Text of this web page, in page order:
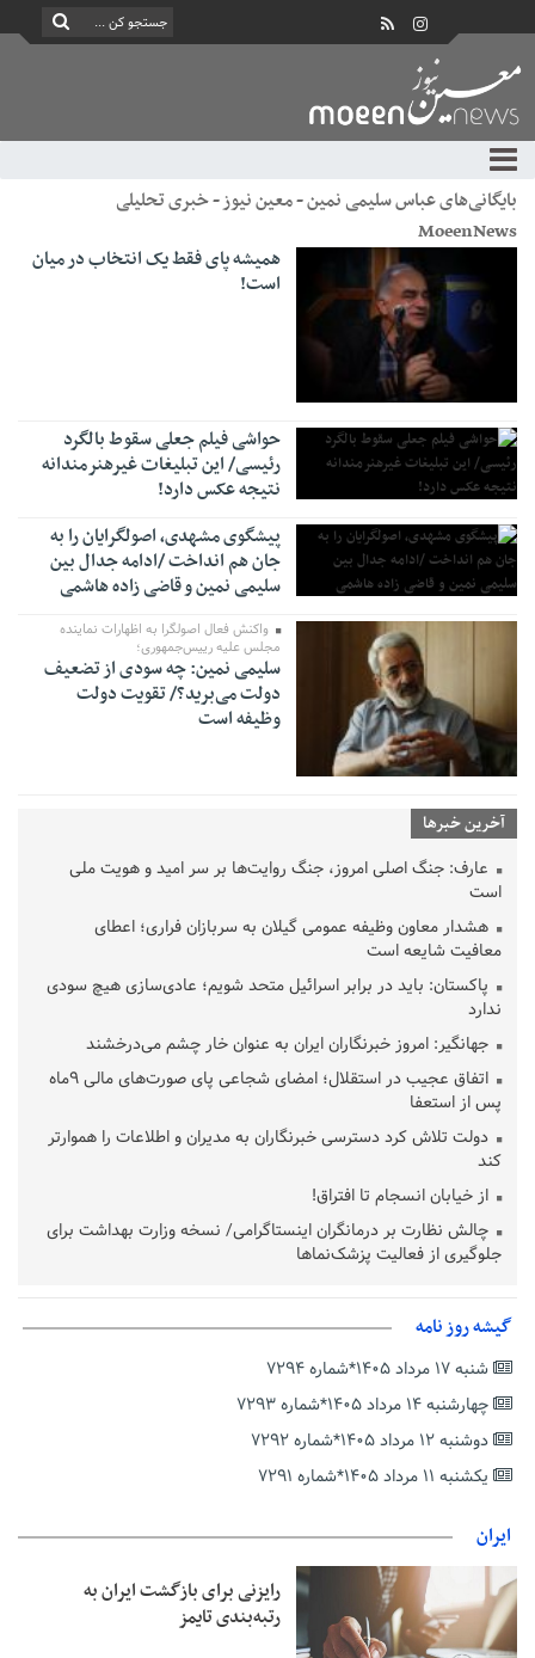
بایگانی‌های عباس سلیمی نمین - معین نیوز - خبری تحلیلی
MoeenNews
همیشه پای فقط یک انتخاب در میان
است!
حواشی فیلم جعلی سقوط بالگرد
رئیسی/ این تبلیغات غیرهنرمندانه
نتیجه عکس دارد!
پیشگوی مشهدی، اصولگرایان را به
جان هم انداخت /ادامه جدال بین
سلیمی نمین و قاضی زاده هاشمی
واکنش فعال اصولگرا به اظهارات نماینده
مجلس علیه رییس‌جمهوری؛
سلیمی نمین: چه سودی از تضعیف
دولت می‌برید؟/ تقویت دولت
وظیفه است
آخرین خبرها
عارف: جنگ اصلی امروز، جنگ روایت‌ها بر سر امید و هویت ملی
است
هشدار معاون وظیفه عمومی گیلان به سربازان فراری؛ اعطای
معافیت شایعه است
پاکستان: باید در برابر اسرائیل متحد شویم؛ عادی‌سازی هیچ سودی
ندارد
جهانگیر: امروز خبرنگاران ایران به عنوان خار چشم می‌درخشند
اتفاق عجیب در استقلال؛ امضای شجاعی پای صورت‌های مالی ٩ماه
پس از استعفا
دولت تلاش کرد دسترسی خبرنگاران به مدیران و اطلاعات را هموارتر
کند
از خیابان انسجام تا افتراق!
چالش نظارت بر درمانگران اینستاگرامی/ نسخه وزارت بهداشت برای
جلوگیری از فعالیت پزشک‌نماها
پشتیبانی از زنجیره ارزش بادام زمینی در اولویت سیاست‌های
بخش دوم گفت‌وگوی پزشکیان با مردم امشب پخش می‌شود
جزئیات فعال‌سازی «کیف پول ایران» اعلام شد
حمایت از مرزنشینان نباید به زیان تولید باشد/مواد اولیه با کولبری
وارد شود
امیر اکرمی‌نیا: ارتش کاملاً آماده است
گیشه روز نامه
شنبه ۱۷ مرداد ۱۴۰۵*شماره ۷۲۹۴
چهارشنبه ۱۴ مرداد ۱۴۰۵*شماره ۷۲۹۳
دوشنبه ۱۲ مرداد ۱۴۰۵*شماره ۷۲۹۲
یکشنبه ۱۱ مرداد ۱۴۰۵*شماره ۷۲۹۱
ایران
رایزنی برای بازگشت ایران به
رتبه‌بندی تایمز